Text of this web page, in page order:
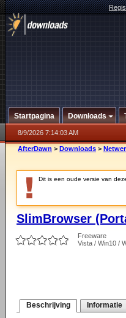
Startpagina Downloads
8/9/2026 7:14:03 AM
AfterDawn > Downloads >
Dit is een oude versie van
SlimBrowser
Freeware
Vista / Win10 /
Beschrijving Informatie